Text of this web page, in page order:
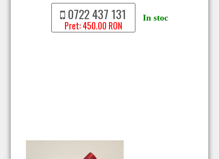
0722 437 131
Pret: 450.00 RON
In stoc